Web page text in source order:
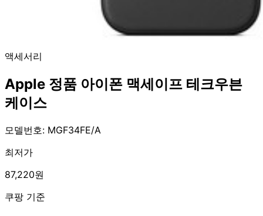
액세서리
Apple 정품 아이폰 맥세이프 테크우븐
케이스
모델번호: MGF34FE/A
최저가
87,220원
쿠팡 기준